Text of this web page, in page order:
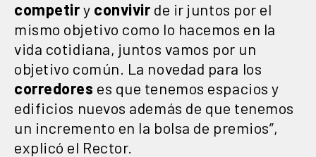
competiry convivir de ir juntos por el
mismo objetivo como lo hacemos en la
vida cotidiana, juntos vamos por un
objetivo común. La novedad para los
corredores es que tenemos espacios y
edificios nuevos además de que tenemos
un incremento en la bolsa de premios”,
explicó el Rector.